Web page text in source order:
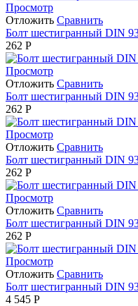
Просмотр
Отложить Сравнить
Болт шестигранный DIN
262 Р
Просмотр
Отложить Сравнить
Болт шестигранный DIN
262 Р
Просмотр
Отложить Сравнить
Болт шестигранный DIN
262 Р
Просмотр
Отложить Сравнить
Болт шестигранный DIN
262 Р
Просмотр
Отложить Сравнить
Болт шестигранный DIN
4 545 Р